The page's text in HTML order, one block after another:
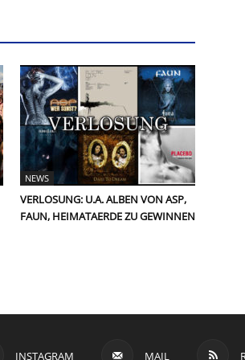
NEWS
VERLOSUNG: U.A. ALBEN VON ASP,
FAUN, HEIMATAERDE ZU GEWINNEN
INSTAGRAM MAIL